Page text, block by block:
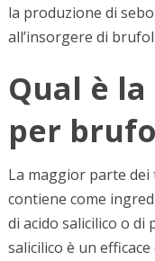
la produzione di
all’insorgere di
Qual è
per
La maggior parte
contiene come
di acido salicilico o di
salicilico è un